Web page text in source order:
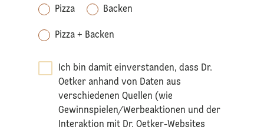
Pizza Backen
Pizza + Backen
Ich bin damit einverstanden, dass Dr.
Oetker anhand von Daten aus
verschiedenen Quellen (wie
Gewinnspielen/Werbeaktionen und der
Interaktion mit Dr. Oetker-Websites